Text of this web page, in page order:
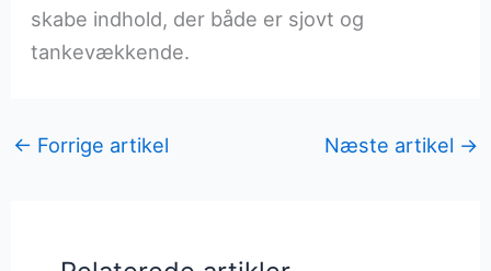
skabe indhold, der både er sjovt og
tankevækkende.
← Forrige artikel Næste artikel →